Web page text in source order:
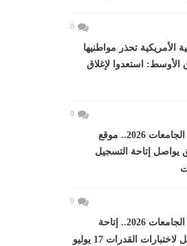
0
الأمريكية تحذر مواطنيها
الأوسط: استعدوا لإغلاق
0
تنسيق الجامعات 2026.. موقع
يواصل إتاحة التسجيل
0
تنسيق الجامعات 2026.. إتاحة
لاختبارات القدرات 17 يوليو